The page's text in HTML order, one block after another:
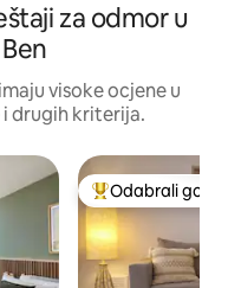
za odmor u
visoke ocjene u
drugih kriterija.
„Odabrali gosti”
Među najviše
Odabrali gosti